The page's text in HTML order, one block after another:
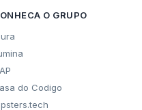
O GRUPO
do Codigo